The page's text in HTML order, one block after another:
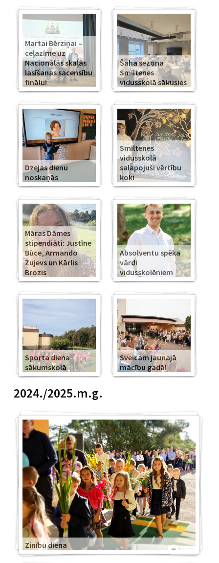
Martai Bērziņai –
ceļazīme uz
Nacionālās skaļās
lasīšanas sacensību
finālu!
Šaha sezona
Smiltenes
vidusskolā sākusies
Dzejas dienu
noskaņās
Smiltenes
vidusskolā
salapojuši vērtību
koki
Māras Dāmes
stipendiāti: Justīne
Būce, Armando
Zujevs un Kārlis
Brozis
Absolventu spēka
vārdi
vidusskolēniem
Sporta diena
sākumskolā
Sveicam jaunajā
mācību gadā!
2024./2025.m.g.
Zinību diena